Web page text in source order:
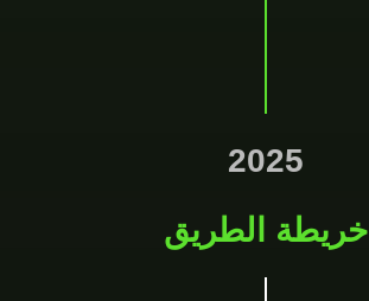
2025
خريطة الطريق